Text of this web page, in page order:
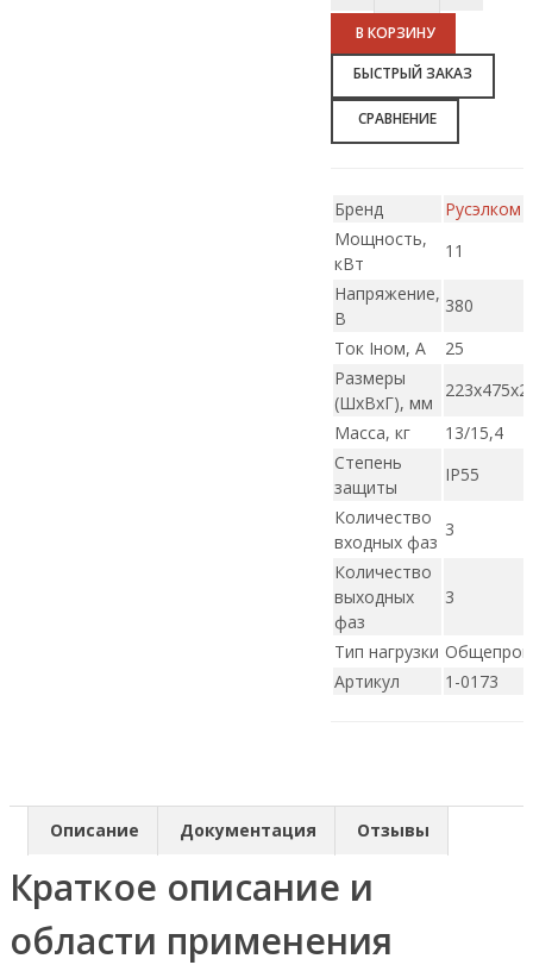
В КОРЗИНУ
БЫСТРЫЙ ЗАКАЗ
СРАВНЕНИЕ
Бренд
Русэлком
Мощность,
кВт
11
Напряжение,
В
380
Ток Iном, А
25
Размеры
(ШxВxГ), мм
Масса, кг
13/15,4
Степень
защиты
IP55
Количество
входных фаз
3
Количество
выходных
фаз
3
Тип нагрузки Общепром
Артикул
1-0173
Описание Документация Отзывы
Краткое описание и
области применения